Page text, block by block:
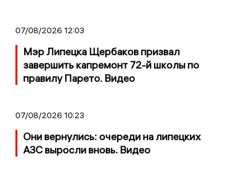
07/08/2026 12:03
Мэр Липецка Щербаков призвал
завершить капремонт 72-й школы по
правилу Парето. Видео
07/08/2026 10:23
Они вернулись: очереди на липецких
АЗС выросли вновь. Видео